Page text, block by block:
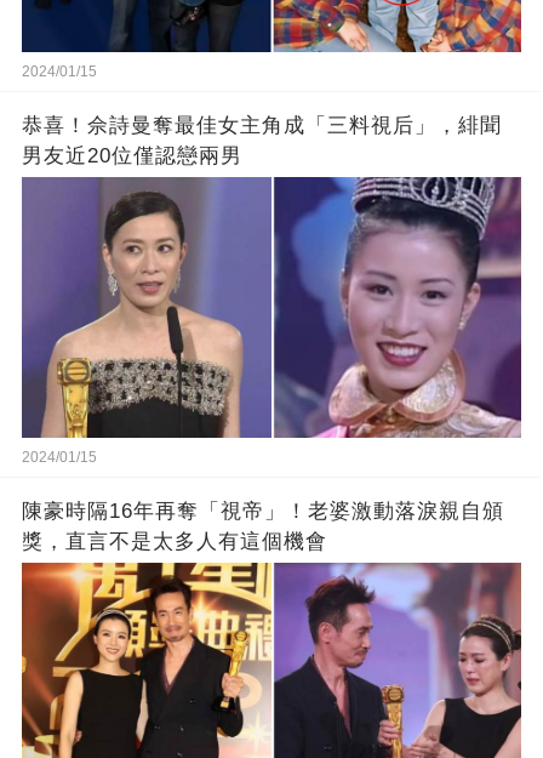
2024/01/15
恭喜！佘詩曼奪最佳女主角成「三料視后」，緋聞
男友近20位僅認戀兩男
2024/01/15
陳豪時隔16年再奪「視帝」！老婆激動落淚親自頒
獎，直言不是太多人有這個機會